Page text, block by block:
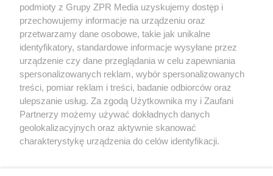
rozpowszechniany lub dalej rozpowszechniany w jakikolwiek sposób (w
tym także elektroniczny lub mechaniczny) na jakimkolwiek polu
eksploatacji w jakiejkolwiek formie, włącznie z umieszczaniem w
Internecie bez pisemnej zgody właściciela praw. Jakiekolwiek użycie lub
wykorzystanie utworów w całości lub w części z naruszeniem prawa,
tzn. bez właściwej zgody, jest zabronione pod groźbą kary i może być
ścigane prawnie.
podmioty z Grupy ZPR Media uzyskujemy dostęp i
przechowujemy informacje na urządzeniu oraz
przetwarzamy dane osobowe, takie jak unikalne
identyfikatory, standardowe informacje wysyłane przez
urządzenie czy dane przeglądania w celu zapewniania
spersonalizowanych reklam, wybór spersonalizowanych
treści, pomiar reklam i treści, badanie odbiorców oraz
ulepszanie usług. Za zgodą Użytkownika my i Zaufani
Partnerzy możemy używać dokładnych danych
geolokalizacyjnych oraz aktywnie skanować
charakterystykę urządzenia do celów identyfikacji.